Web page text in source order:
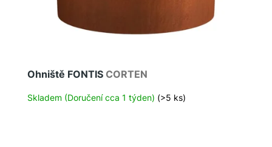
Ohniště FONTIS CORTEN
Skladem (Doručení cca 1 týden) (>5 ks)